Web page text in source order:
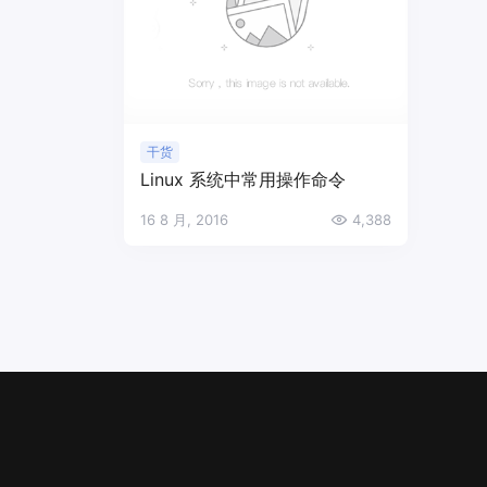
干货
Linux 系统中常用操作命令
16 8 月, 2016 4,388